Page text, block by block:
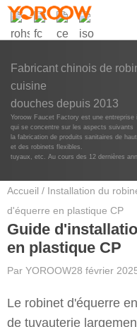
Fabricant chinois de
cuisine
douches depuis 2013
Yoroow Faucet Factory est une
qui se concentre sur les aspects suivants
la fabrication de produits sanitaires de
et des robinets flexibles.
tuyaux, etc. Au cours des 12 dernières
Accueil / Installation du
d'équerre en plastique CP
Guide
en plastique CP
Par YOROOW28 février
Le robinet d'équerre
de tuyauterie